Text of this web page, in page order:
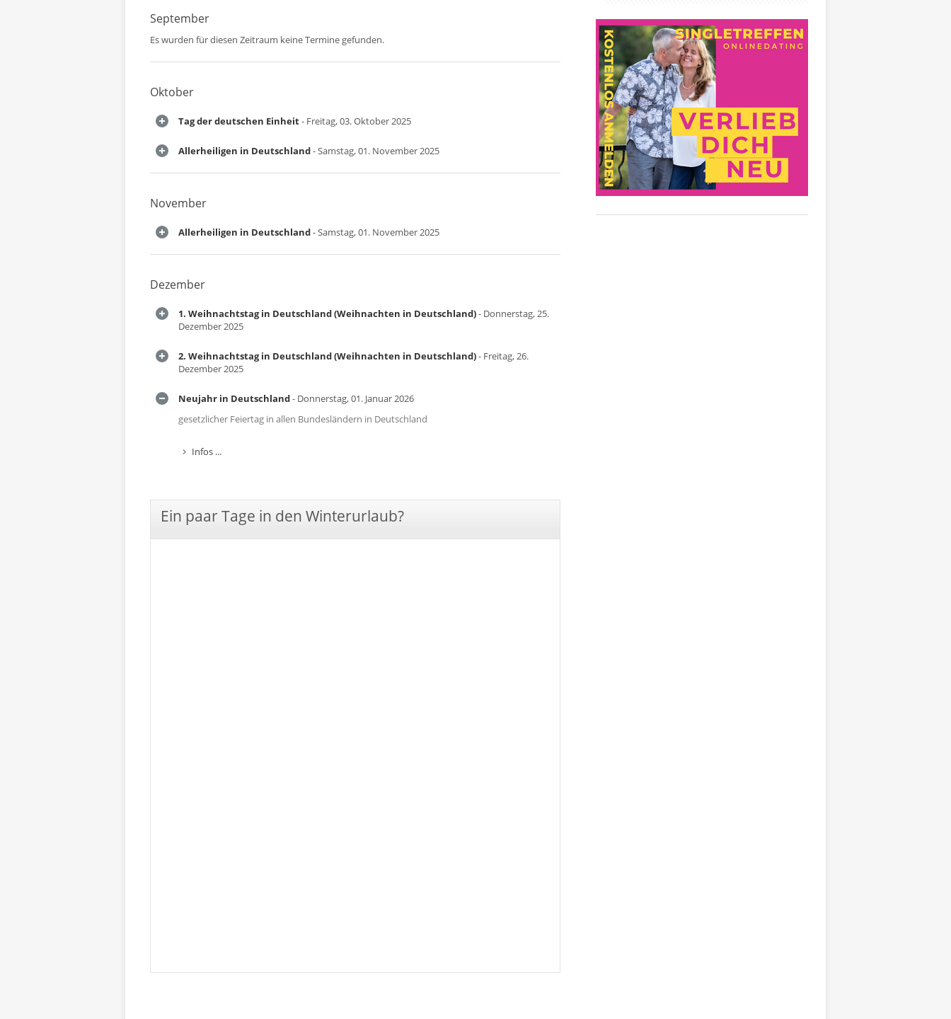
September
Es wurden für diesen Zeitraum keine Termine gefunden.
Oktober
Tag der deutschen Einheit- Freitag, 03. Oktober 2025
Allerheiligen in Deutschland- Samstag, 01. November 2025
November
Allerheiligen in Deutschland- Samstag, 01. November 2025
Dezember
1. Weihnachtstag in Deutschland (Weihnachten in Deutschland)- Donnerstag, 25.
Dezember 2025
2. Weihnachtstag in Deutschland (Weihnachten in Deutschland)- Freitag, 26.
Dezember 2025
Neujahr in Deutschland- Donnerstag, 01. Januar 2026
gesetzlicher Feiertag in allen Bundesländern in Deutschland
Infos ...
Ein paar Tage in den Winterurlaub?